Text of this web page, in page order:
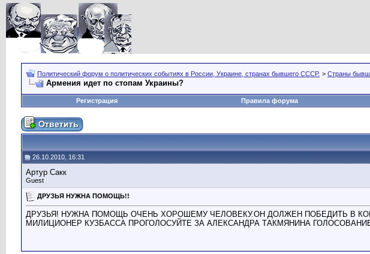
Политический форум о политических событиях в России, Украине, странах бывшего СССР. > Страны
Армения идет по стопам Украины?
Регистрация Правила форума
26.10.2010, 16:31
Артур Сакк
Guest
ДРУЗЬЯ НУЖНА ПОМОЩЬ!!
ДРУЗЬЯ! НУЖНА ПОМОЩЬ ОЧЕНЬ ХОРОШЕМУ ЧЕЛОВЕКУ.ОН ДОЛЖЕН ПОБЕДИТЬ В
МИЛИЦИОНЕР КУЗБАССА ПРОГОЛОСУЙТЕ ЗА АЛЕКСАНДРА ТАКМЯНИНА